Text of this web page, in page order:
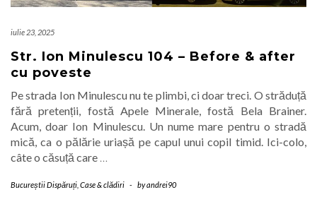
iulie 23, 2025
Str. Ion Minulescu 104 – Before & after
cu poveste
Pe strada Ion Minulescu nu te plimbi, ci doar treci. O străduță
fără pretenții, fostă Apele Minerale, fostă Bela Brainer.
Acum, doar Ion Minulescu. Un nume mare pentru o stradă
mică, ca o pălărie uriașă pe capul unui copil timid. Ici-colo,
câte o căsuță care …
Bucureștii Dispăruți Case & clădiri - byandrei90